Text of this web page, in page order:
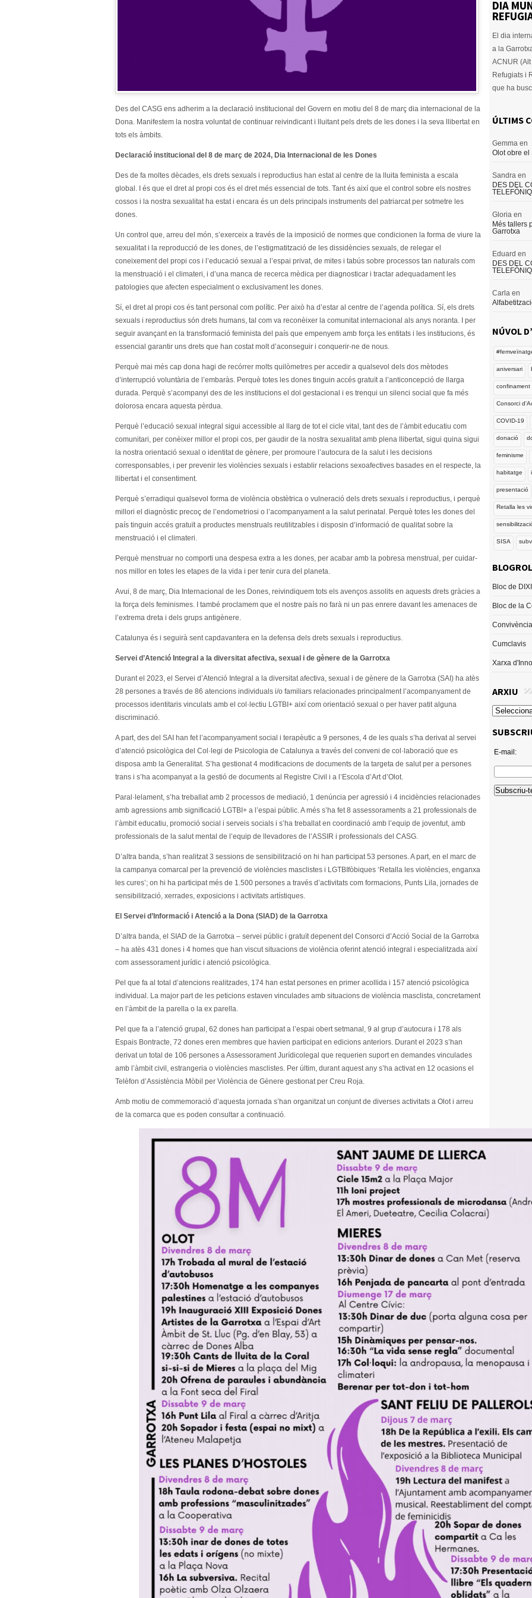
Des del CASG ens adherim a la declaració institucional del Govern en motiu del 8 de març dia internacional de la
Dona. Manifestem la nostra voluntat de continuar reivindicant i lluitant pels drets de les dones i la seva llibertat en
tots els àmbits.
Declaració institucional del 8 de març de 2024, Dia Internacional de les Dones
Des de fa moltes dècades, els drets sexuals i reproductius han estat al centre de la lluita feminista a escala
global. I és que el dret al propi cos és el dret més essencial de tots. Tant és així que el control sobre els nostres
cossos i la nostra sexualitat ha estat i encara és un dels principals instruments del patriarcat per sotmetre les
dones.
Un control que, arreu del món, s’exerceix a través de la imposició de normes que condicionen la forma de viure la
sexualitat i la reproducció de les dones, de l’estigmatització de les dissidències sexuals, de relegar el
coneixement del propi cos i l’educació sexual a l’espai privat, de mites i tabús sobre processos tan naturals com
la menstruació i el climateri, i d’una manca de recerca mèdica per diagnosticar i tractar adequadament les
patologies que afecten especialment o exclusivament les dones.
Sí, el dret al propi cos és tant personal com polític. Per això ha d’estar al centre de l’agenda política. Sí, els drets
sexuals i reproductius són drets humans, tal com va reconèixer la comunitat internacional als anys noranta. I per
seguir avançant en la transformació feminista del país que empenyem amb força les entitats i les institucions, és
essencial garantir uns drets que han costat molt d’aconseguir i conquerir-ne de nous.
Perquè mai més cap dona hagi de recórrer molts quilòmetres per accedir a qualsevol dels dos mètodes
d’interrupció voluntària de l’embaràs. Perquè totes les dones tinguin accés gratuït a l’anticoncepció de llarga
durada. Perquè s’acompanyi des de les institucions el dol gestacional i es trenqui un silenci social que fa més
dolorosa encara aquesta pèrdua.
Perquè l’educació sexual integral sigui accessible al llarg de tot el cicle vital, tant des de l’àmbit educatiu com
comunitari, per conèixer millor el propi cos, per gaudir de la nostra sexualitat amb plena llibertat, sigui quina sigui
la nostra orientació sexual o identitat de gènere, per promoure l’autocura de la salut i les decisions
corresponsables, i per prevenir les violències sexuals i establir relacions sexoafectives basades en el respecte, la
llibertat i el consentiment.
Perquè s’erradiqui qualsevol forma de violència obstètrica o vulneració dels drets sexuals i reproductius, i perquè
millori el diagnòstic precoç de l’endometriosi o l’acompanyament a la salut perinatal. Perquè totes les dones del
país tinguin accés gratuït a productes menstruals reutilitzables i disposin d’informació de qualitat sobre la
menstruació i el climateri.
Perquè menstruar no comporti una despesa extra a les dones, per acabar amb la pobresa menstrual, per cuidar-
nos millor en totes les etapes de la vida i per tenir cura del planeta.
Avui, 8 de març, Dia Internacional de les Dones, reivindiquem tots els avenços assolits en aquests drets gràcies a
la força dels feminismes. I també proclamem que el nostre país no farà ni un pas enrere davant les amenaces de
l’extrema dreta i dels grups antigènere.
Catalunya és i seguirà sent capdavantera en la defensa dels drets sexuals i reproductius.
Servei d’Atenció Integral a la diversitat afectiva, sexual i de gènere de la Garrotxa
Durant el 2023, el Servei d’Atenció Integral a la diversitat afectiva, sexual i de gènere de la Garrotxa (SAI) ha atès
28 persones a través de 86 atencions individuals i/o familiars relacionades principalment l’acompanyament de
processos identitaris vinculats amb el col·lectiu LGTBI+ així com orientació sexual o per haver patit alguna
discriminació.
A part, des del SAI han fet l’acompanyament social i terapèutic a 9 persones, 4 de les quals s’ha derivat al servei
d’atenció psicològica del Col·legi de Psicologia de Catalunya a través del conveni de col·laboració que es
disposa amb la Generalitat. S’ha gestionat 4 modificacions de documents de la targeta de salut per a persones
trans i s’ha acompanyat a la gestió de documents al Registre Civil i a l’Escola d’Art d’Olot.
Paral·lelament, s’ha treballat amb 2 processos de mediació, 1 denúncia per agressió i 4 incidències relacionades
amb agressions amb significació LGTBI+ a l’espai públic. A més s’ha fet 8 assessoraments a 21 professionals de
l’àmbit educatiu, promoció social i serveis socials i s’ha treballat en coordinació amb l’equip de joventut, amb
professionals de la salut mental de l’equip de llevadores de l’ASSIR i professionals del CASG.
D’altra banda, s’han realitzat 3 sessions de sensibilització on hi han participat 53 persones. A part, en el marc de
la campanya comarcal per la prevenció de violències masclistes i LGTBIfòbiques ‘Retalla les violències, enganxa
les cures’; on hi ha participat més de 1.500 persones a través d’activitats com formacions, Punts Lila, jornades de
sensibilització, xerrades, exposicions i activitats artístiques.
El Servei d’Informació i Atenció a la Dona (SIAD) de la Garrotxa
D’altra banda, el SIAD de la Garrotxa – servei públic i gratuït depenent del Consorci d’Acció Social de la Garrotxa
– ha atès 431 dones i 4 homes que han viscut situacions de violència oferint atenció integral i especialitzada així
com assessorament jurídic i atenció psicològica.
Pel que fa al total d’atencions realitzades, 174 han estat persones en primer acollida i 157 atenció psicològica
individual. La major part de les peticions estaven vinculades amb situacions de violència masclista, concretament
en l’àmbit de la parella o la ex parella.
Pel que fa a l’atenció grupal, 62 dones han participat a l’espai obert setmanal, 9 al grup d’autocura i 178 als
Espais Bontracte, 72 dones eren membres que havien participat en edicions anteriors. Durant el 2023 s’han
derivat un total de 106 persones a Assessorament Jurídicolegal que requerien suport en demandes vinculades
amb l’àmbit civil, estrangeria o violències masclistes. Per últim, durant aquest any s’ha activat en 12 ocasions el
Telèfon d’Assistència Mòbil per Violència de Gènere gestionat per Creu Roja.
Amb motiu de commemoració d’aquesta jornada s’han organitzat un conjunt de diverses activitats a Olot i arreu
de la comarca que es poden consultar a continuació.
DIA
El dia
a la
ACNUR
Refugiats i
que ha
ÚLTIMS
Gemma en
Olot obre el
Sandra en
DES DEL
Gloria en
Més tallers
Garrotxa
Eduard en
DES DEL
Carla en
NÚVOL
aniversari
confinament
Consorci
COVID-19
donació
feminisme
habitatge
presentació
Retalla les
SISA
Bloc de
Bloc de la
Cumclavis
Xarxa
ARXIU
E-mail: